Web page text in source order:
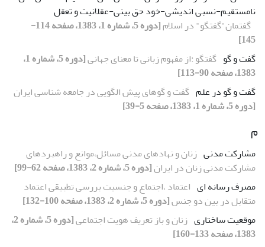
نامستقیم-نسبی اندیشی-خود حق بینی-عقلانیت و تعقل
گفتمان"گفتگو" در اسلام
[دوره 5، شماره 1، 1383، صفحه 114-
145]
گفت و گو گفتگو :از مفهوم زبانی تا معنای جهانی
[دوره 5، شماره 1،
1383، صفحه 90-113]
گفت و گو در علم گفت و گوهای پیش الگویی در جامعه شناسی ایران
[دوره 5، شماره 1، 1383، صفحه 5-39]
م
مشارکت مدنی زنان و نهادهای مدنی مسائل،موانع و راهبردهای
مشارکت مدنی زنان در ایران[دوره 5، شماره 2، 1383، صفحه 62-99]
مصرف رسانه ای اعتماد ،اجتماع و جنسیت بررسی تطبیقی اعتماد
متقابل در بین دو جنس[دوره 5، شماره 2، 1383، صفحه 100-132]
موقعیت ساختاری زنان و باز تعریف هویت اجتماعی
[دوره 5، شماره 2،
1383، صفحه 133-160]